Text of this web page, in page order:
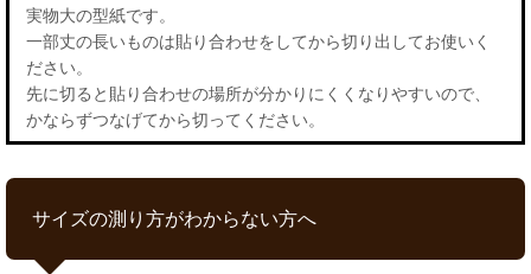
実物大の型紙です。
一部丈の長いものは貼り合わせをしてから切り出してお使いく
ださい。
先に切ると貼り合わせの場所が分かりにくくなりやすいので、
かならずつなげてから切ってください。
サイズの測り方がわからない方へ